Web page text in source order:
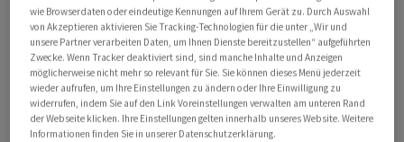
Aussagen von US-Präsident Donald Trump zu reagieren.
So sagte Trump dem amerikanischen Fernsehsender
Fox News, dass er glaube, der Iran-Krieg sei «fast
vorbei». Zuvor hatte Trump vage Andeutungen über
eine mögliche weitere Verhandlungsrunde in dem
Konflikt im Laufe der Woche gemacht.
wie Browserdaten oder eindeutige Kennungen auf Ihrem Gerät zu. Durch Auswahl
von Akzeptieren aktivieren Sie Tracking-Technologien für die unter „Wir und
unsere Partner verarbeiten Daten, um Ihnen Dienste bereitzustellen“ aufgeführten
Zwecke. Wenn Tracker deaktiviert sind, sind manche Inhalte und Anzeigen
möglicherweise nicht mehr so relevant für Sie. Sie können dieses Menü jederzeit
wieder aufrufen, um Ihre Einstellungen zu ändern oder Ihre Einwilligung zu
widerrufen, indem Sie auf den Link Voreinstellungen verwalten am unteren Rand
der Webseite klicken. Ihre Einstellungen gelten innerhalb unseres Website. Weitere
Informationen finden Sie in unserer Datenschutzerklärung.